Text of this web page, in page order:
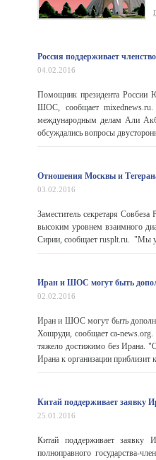
Россия поддерживает
04.02.2016
Помощник президента России
ШОС, сообщает mixednews.ru.
международным делам Али
обсуждались вопросы
Отношения Москвы и
03.02.2016
Заместитель секретаря
высоким уровнем взаимного
Сирии, сообщает rusplt.ru. "Мы
Иран и ШОС могут быть
02.02.2016
Иран и ШОС могут быть
Хошруди, сообщает ca-
тяжело достижимо без Ирана.
Ирана к организации
Китай поддерживает заявку
25.01.2016
Китай поддерживает заявку
полноправного государства-